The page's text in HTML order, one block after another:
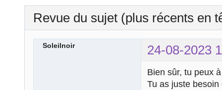
Revue du sujet (plus récents en
Soleilnoir 24-08-2023
Bien sûr, tu peux
Tu as juste